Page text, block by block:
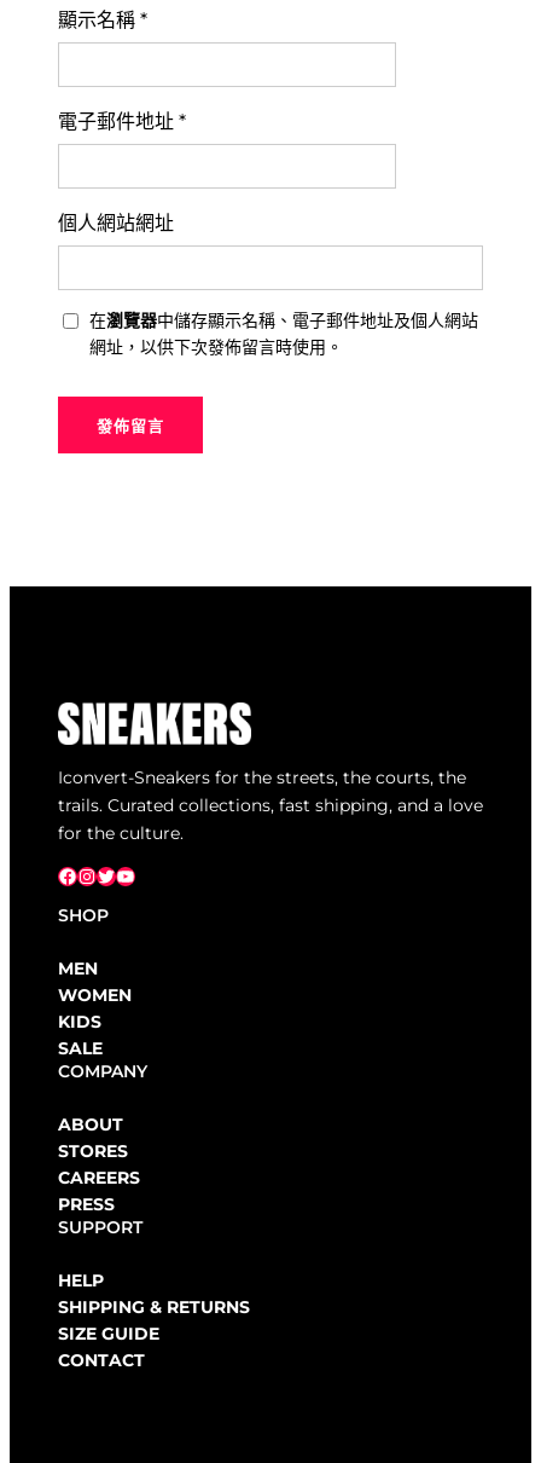
顯示名稱 *
電子郵件地址 *
個人網站網址
在瀏覽器中儲存顯示名稱、電子郵件地址及個人網站
網址，以供下次發佈留言時使用。
Iconvert-Sneakers for the streets, the courts, the
trails. Curated collections, fast shipping, and a love
for the culture.
Facebook InstagramX YouTube
SHOP
MEN
WOMEN
KIDS
SALE
COMPANY
ABOUT
STORES
CAREERS
PRESS
SUPPORT
HELP
SHIPPING & RETURNS
SIZE GUIDE
CONTACT